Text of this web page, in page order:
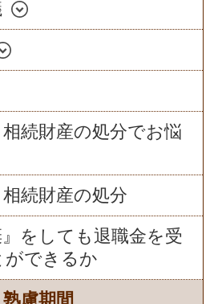
続財産の処分でお悩
続財産の処分
』をしても退職金を受
ができるか
慮期間